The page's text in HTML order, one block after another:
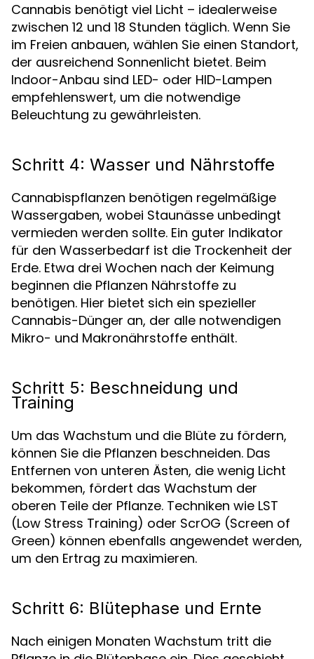
Cannabis benötigt viel Licht – idealerweise
zwischen 12 und 18 Stunden täglich. Wenn Sie
im Freien anbauen, wählen Sie einen Standort,
der ausreichend Sonnenlicht bietet. Beim
Indoor-Anbau sind LED- oder HID-Lampen
empfehlenswert, um die notwendige
Beleuchtung zu gewährleisten.
Schritt 4: Wasser und Nährstoffe
Cannabispflanzen benötigen regelmäßige
Wassergaben, wobei Staunässe unbedingt
vermieden werden sollte. Ein guter Indikator
für den Wasserbedarf ist die Trockenheit der
Erde. Etwa drei Wochen nach der Keimung
beginnen die Pflanzen Nährstoffe zu
benötigen. Hier bietet sich ein spezieller
Cannabis-Dünger an, der alle notwendigen
Mikro- und Makronährstoffe enthält.
Schritt 5: Beschneidung und
Training
Um das Wachstum und die Blüte zu fördern,
können Sie die Pflanzen beschneiden. Das
Entfernen von unteren Ästen, die wenig Licht
bekommen, fördert das Wachstum der
oberen Teile der Pflanze. Techniken wie LST
(Low Stress Training) oder ScrOG (Screen of
Green) können ebenfalls angewendet werden,
um den Ertrag zu maximieren.
Schritt 6: Blütephase und Ernte
Nach einigen Monaten Wachstum tritt die